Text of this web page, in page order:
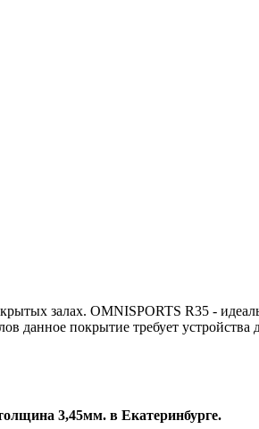
залах. OMNISPORTS R35 -
данное покрытие требует устройства
3,45мм. в Екатеринбурге.